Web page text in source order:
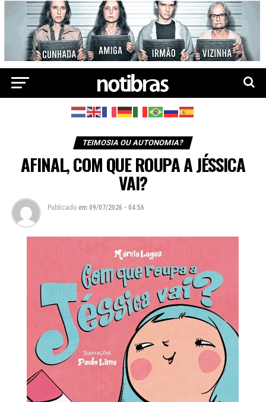
TEIMOSIA OU AUTONOMIA?
AFINAL, COM QUE ROUPA A JÉSSICA
VAI?
Publicado em 09/07/2026 - 04:56